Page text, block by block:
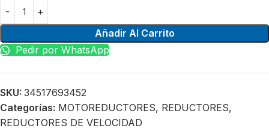
Añadir Al Carrito
Pedir por WhatsApp
SKU: 34517693452
Categorías: MOTOREDUCTORES, REDUCTORES,
REDUCTORES DE VELOCIDAD